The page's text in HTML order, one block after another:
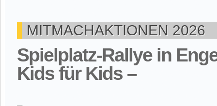
MITMACHAKTIONEN 2026
Spielplatz-Rallye in
Kids für Kids –